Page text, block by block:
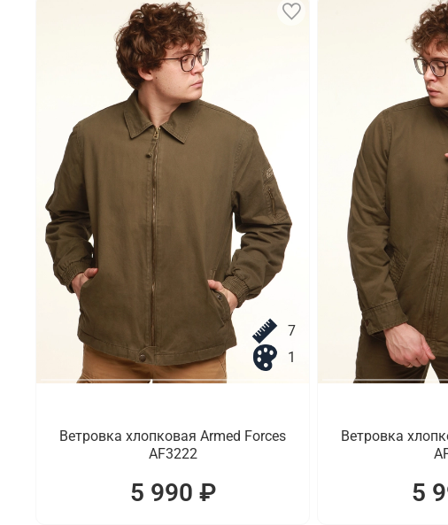
7
1
Ветровка хлопковая Armed Forces
AF3222
5 990 ₽
Ветровка
5